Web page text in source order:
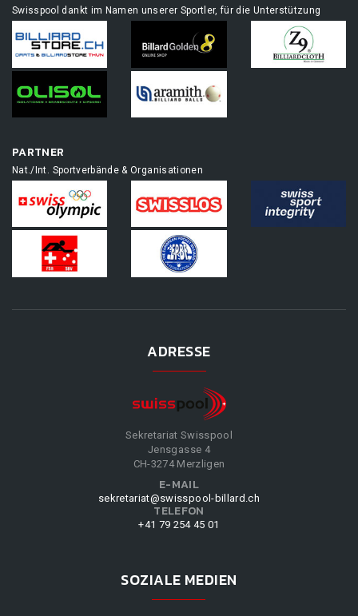
Swisspool dankt im Namen unserer Sportler, für die Unterstützung
PARTNER
Nat./Int. Sportverbände & Organisationen
ADRESSE
Sekretariat Swisspool
Jensgasse 4
CH-3274 Merzligen
E-MAIL
sekretariat@swisspool-billard.ch
TELEFON
+41 79 254 45 01
SOZIALE MEDIEN